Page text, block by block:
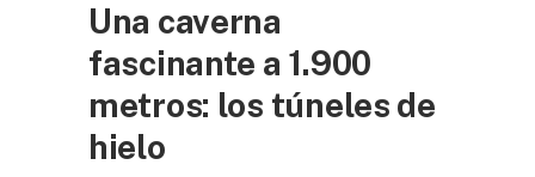
Una caverna
fascinante a 1.900
metros: los túneles de
hielo